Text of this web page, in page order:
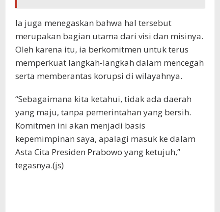
Ia juga menegaskan bahwa hal tersebut
merupakan bagian utama dari visi dan misinya.
Oleh karena itu, ia berkomitmen untuk terus
memperkuat langkah-langkah dalam mencegah
serta memberantas korupsi di wilayahnya.
“Sebagaimana kita ketahui, tidak ada daerah
yang maju, tanpa pemerintahan yang bersih.
Komitmen ini akan menjadi basis
kepemimpinan saya, apalagi masuk ke dalam
Asta Cita Presiden Prabowo yang ketujuh,”
tegasnya.(js)